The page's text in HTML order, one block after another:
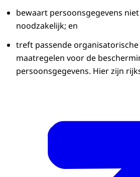
bewaart persoonsgegevens
noodzakelijk; en
treft passende
maatregelen voor de
persoonsgegevens. Hier zijn